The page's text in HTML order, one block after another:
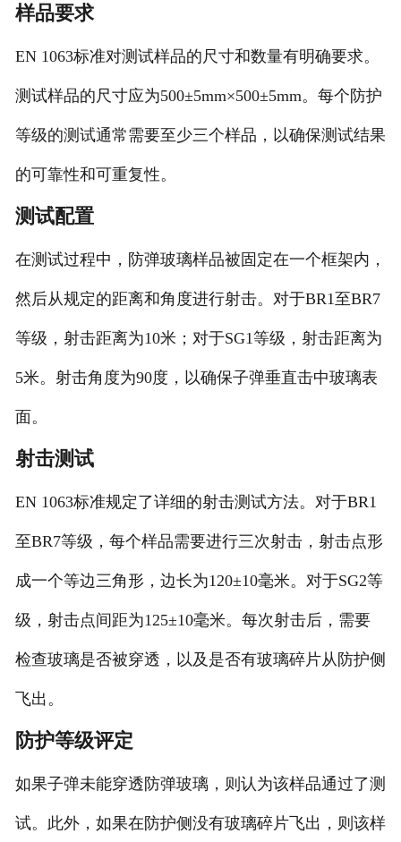
样品要求
EN 1063标准对测试样品的尺寸和数量有明确要求。
测试样品的尺寸应为500±5mm×500±5mm。每个防护
等级的测试通常需要至少三个样品，以确保测试结果
的可靠性和可重复性。
测试配置
在测试过程中，防弹玻璃样品被固定在一个框架内，
然后从规定的距离和角度进行射击。对于BR1至BR7
等级，射击距离为10米；对于SG1等级，射击距离为
5米。射击角度为90度，以确保子弹垂直击中玻璃表
面。
射击测试
EN 1063标准规定了详细的射击测试方法。对于BR1
至BR7等级，每个样品需要进行三次射击，射击点形
成一个等边三角形，边长为120±10毫米。对于SG2等
级，射击点间距为125±10毫米。每次射击后，需要
检查玻璃是否被穿透，以及是否有玻璃碎片从防护侧
飞出。
防护等级评定
如果子弹未能穿透防弹玻璃，则认为该样品通过了测
试。此外，如果在防护侧没有玻璃碎片飞出，则该样